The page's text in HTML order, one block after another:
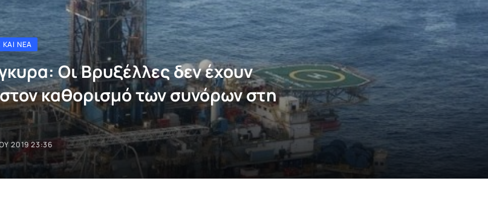
ΚΑΙ ΝΈΑ
Οι Βρυξέλλες δεν έχουν
καθορισμό των συνόρων στη
2019 23:36